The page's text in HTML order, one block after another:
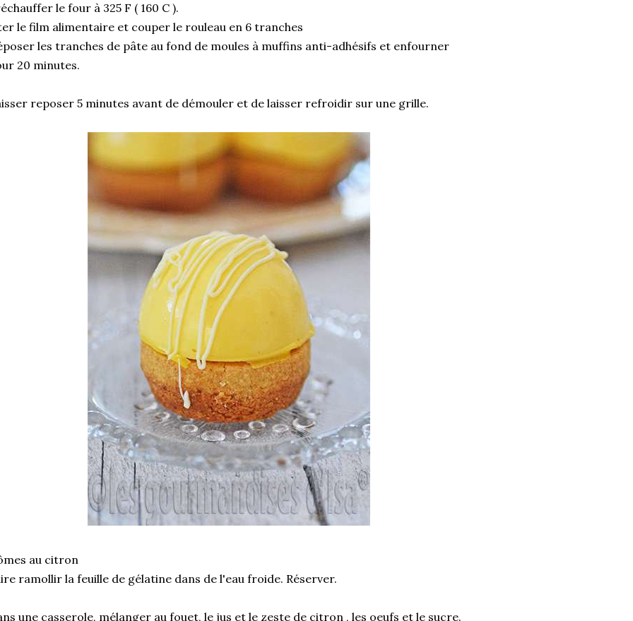
le four à 325 F ( 160 C ).
le film alimentaire et couper le rouleau en 6 tranches
les tranches de pâte au fond de moules à muffins anti-adhésifs et enfourner
20 minutes.
reposer 5 minutes avant de démouler et de laisser refroidir sur une grille.
au citron
ramollir la feuille de gélatine dans de l'eau froide. Réserver.
une casserole, mélanger au fouet, le jus et le zeste de citron , les oeufs et le sucre.